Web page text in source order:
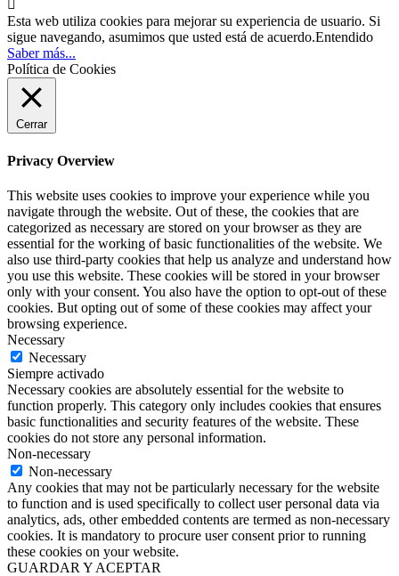

Esta web utiliza cookies para mejorar su experiencia de usuario. Si
sigue navegando, asumimos que usted está de acuerdo.Entendido
Saber más...
Política de Cookies
Cerrar
Privacy Overview
This website uses cookies to improve your experience while you
navigate through the website. Out of these, the cookies that are
categorized as necessary are stored on your browser as they are
essential for the working of basic functionalities of the website. We
also use third-party cookies that help us analyze and understand how
you use this website. These cookies will be stored in your browser
only with your consent. You also have the option to opt-out of these
cookies. But opting out of some of these cookies may affect your
browsing experience.
Necessary
Necessary
Siempre activado
Necessary cookies are absolutely essential for the website to
function properly. This category only includes cookies that ensures
basic functionalities and security features of the website. These
cookies do not store any personal information.
Non-necessary
Non-necessary
Any cookies that may not be particularly necessary for the website
to function and is used specifically to collect user personal data via
analytics, ads, other embedded contents are termed as non-necessary
cookies. It is mandatory to procure user consent prior to running
these cookies on your website.
GUARDAR Y ACEPTAR